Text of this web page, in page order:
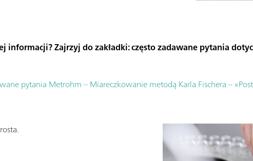
informacji? Zajrzyj do zakładki: często zadawane pytania
pytania Metrohm – Miareczkowanie metodą Karla Fischera –